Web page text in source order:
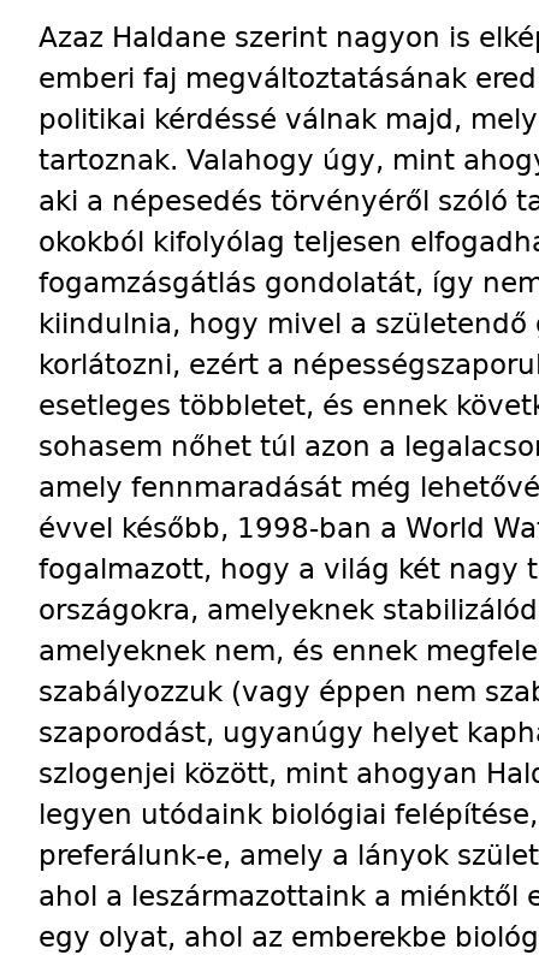
Azaz Haldane szerint nagyon is
emberi faj megváltoztatásának
politikai kérdéssé válnak majd,
tartoznak. Valahogy úgy, mint
aki a népesedés törvényéről szóló
okokból kifolyólag teljesen
fogamzásgátlás gondolatát, így
kiindulnia, hogy mivel a
korlátozni, ezért a
esetleges többletet, és ennek
sohasem nőhet túl azon a
amely fennmaradását még
évvel később, 1998-ban a World
fogalmazott, hogy a világ két nagy
országokra, amelyeknek
amelyeknek nem, és ennek
szabályozzuk (vagy éppen nem
szaporodást, ugyanúgy helyet
szlogenjei között, mint ahogyan
legyen utódaink biológiai
preferálunk-e, amely a lányok
ahol a leszármazottaink a miénktől
egy olyat, ahol az emberekbe